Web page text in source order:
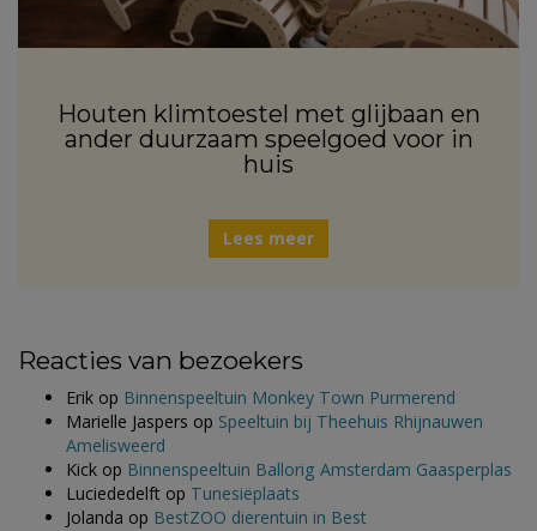
Houten klimtoestel met glijbaan en
ander duurzaam speelgoed voor in
huis
Lees meer
Reacties van bezoekers
Erik op Binnenspeeltuin Monkey Town Purmerend
Marielle Jaspers op Speeltuin bij Theehuis Rhijnauwen
Amelisweerd
Kick op Binnenspeeltuin Ballorig Amsterdam Gaasperplas
Luciededelft op Tunesiëplaats
Jolanda op BestZOO dierentuin in Best